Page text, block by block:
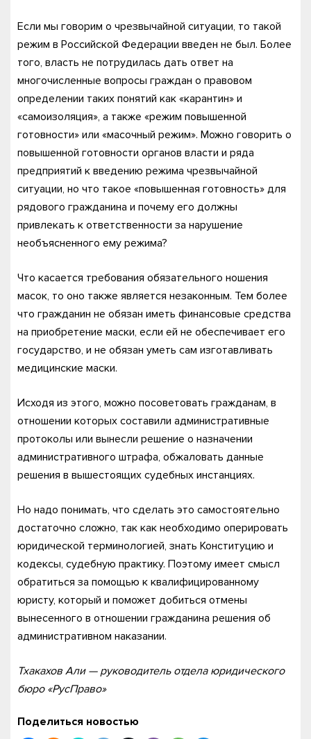
Если мы говорим о чрезвычайной ситуации, то такой
режим в Российской Федерации введен не был. Более
того, власть не потрудилась дать ответ на
многочисленные вопросы граждан о правовом
определении таких понятий как «карантин» и
«самоизоляция», а также «режим повышенной
готовности» или «масочный режим». Можно говорить о
повышенной готовности органов власти и ряда
предприятий к введению режима чрезвычайной
ситуации, но что такое «повышенная готовность» для
рядового гражданина и почему его должны
привлекать к ответственности за нарушение
необъясненного ему режима?
Что касается требования обязательного ношения
масок, то оно также является незаконным. Тем более
что гражданин не обязан иметь финансовые средства
на приобретение маски, если ей не обеспечивает его
государство, и не обязан уметь сам изготавливать
медицинские маски.
Исходя из этого, можно посоветовать гражданам, в
отношении которых составили административные
протоколы или вынесли решение о назначении
административного штрафа, обжаловать данные
решения в вышестоящих судебных инстанциях.
Но надо понимать, что сделать это самостоятельно
достаточно сложно, так как необходимо оперировать
юридической терминологией, знать Конституцию и
кодексы, судебную практику. Поэтому имеет смысл
обратиться за помощью к квалифицированному
юристу, который и поможет добиться отмены
вынесенного в отношении гражданина решения об
административном наказании.
Тхакахов Али — руководитель отдела юридического
бюро «РусПраво»
Поделиться новостью